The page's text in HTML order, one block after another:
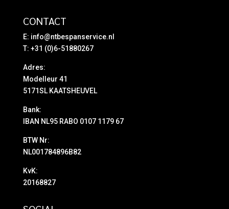
CONTACT
E: info@ntbespanservice.nl
T: +31 (0)6-51880267
Adres:
Modelleur 41
5171SL KAATSHEUVEL
Bank:
IBAN NL95 RABO 0107 1179 67
BTW Nr:
NL001784896B82
KvK:
20168827